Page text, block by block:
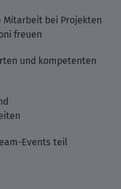
Mitarbeit bei Projekten
freuen
und kompetenten
Events teil